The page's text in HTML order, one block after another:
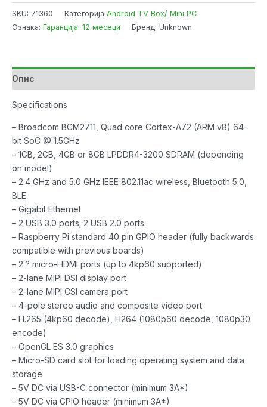
4
Case
&
Type-
Power
adapter
количина
SKU: 71360 Категорија Android TV Box/ Mini PC
Ознака: Гаранција: 12 месеци Бренд: Unknown
Опис
Specifications
– Broadcom BCM2711, Quad core Cortex-A72 (ARM v8) 64-
bit SoC @ 1.5GHz
– 1GB, 2GB, 4GB or 8GB LPDDR4-3200 SDRAM (depending
on model)
– 2.4 GHz and 5.0 GHz IEEE 802.11ac wireless, Bluetooth 5.0,
BLE
– Gigabit Ethernet
– 2 USB 3.0 ports; 2 USB 2.0 ports.
– Raspberry Pi standard 40 pin GPIO header (fully backwards
compatible with previous boards)
– 2 ? micro-HDMI ports (up to 4kp60 supported)
– 2-lane MIPI DSI display port
– 2-lane MIPI CSI camera port
– 4-pole stereo audio and composite video port
– H.265 (4kp60 decode), H264 (1080p60 decode, 1080p30
encode)
– OpenGL ES 3.0 graphics
– Micro-SD card slot for loading operating system and data
storage
– 5V DC via USB-C connector (minimum 3A*)
– 5V DC via GPIO header (minimum 3A*)